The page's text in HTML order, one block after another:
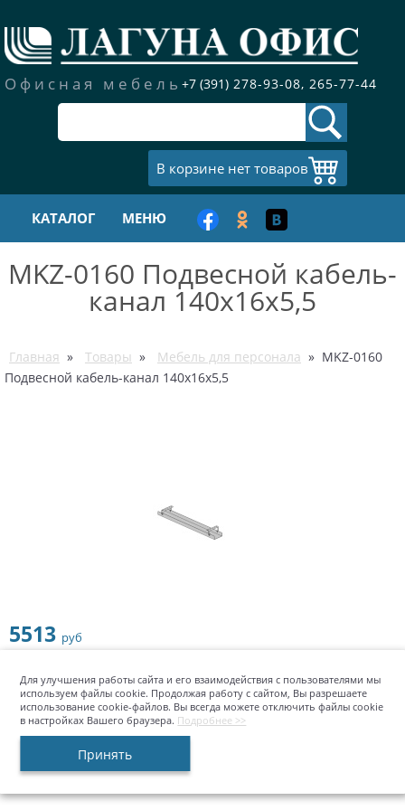
Статьи
Компания
Обеденные столы в
пластике
Мебель для персонала
Кабинеты
руководителя
руководителей
Офисные диваны
Офисные перегородки
Офисная мебель 265-77-44
+7 (391) 278-93-08,
В корзине нет товаров
КАТАЛОГ МЕНЮ
MKZ-0160 Подвесной кабель-
канал 140х16х5,5
Главная » Товары » Мебель для персонала » MKZ-0160
Подвесной кабель-канал 140х16х5,5
5513 руб
шт Купить
Для улучшения работы сайта и его взаимодействия с пользователями мы
используем файлы cookie. Продолжая работу с сайтом, Вы разрешаете
использование cookie-файлов. Вы всегда можете отключить файлы cookie
в настройках Вашего браузера. Подробнее >>
Принять